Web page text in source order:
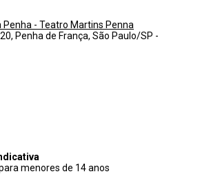
Penha - Teatro Martins Penna
Penha de França, São Paulo/SP -
menores de 14 anos